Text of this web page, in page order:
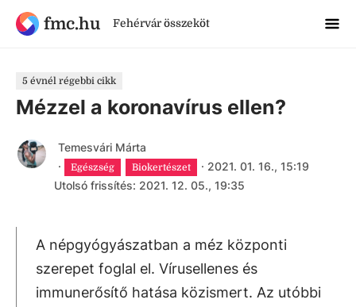
fmc.hu Fehérvár összeköt
5 évnél régebbi cikk
Mézzel a koronavírus ellen?
Temesvári Márta
·
Egészség Biokertészet · 2021. 01. 16., 15:19
Utolsó frissítés: 2021. 12. 05., 19:35
A népgyógyászatban a méz központi
szerepet foglal el. Vírusellenes és
immunerősítő hatása közismert. Az utóbbi